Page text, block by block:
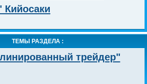
Кийосаки
ТЕМЫ РАЗДЕЛА :
трейдер"